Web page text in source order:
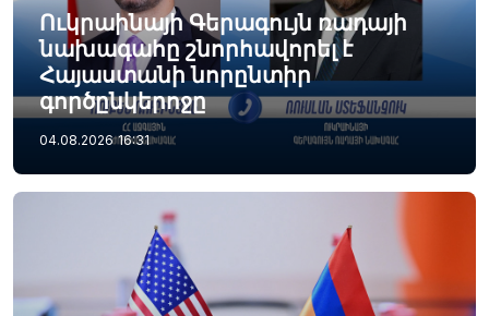
Ուկրաինայի Գերագույն ռադայի
նախագահը շնորհավորել է
Հայաստանի նորընտիր
գործընկերոջը
04.08.2026 16:31